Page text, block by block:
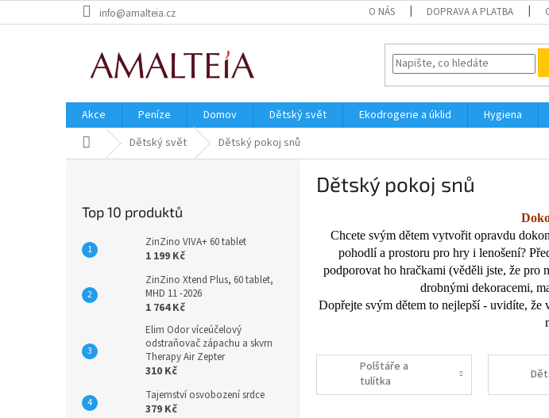
na
info@amalteia.cz O NÁS DOPRAVA A PLATBA
Akce Peníze Domov Dětský svět Ekodrogerie a úklid Hygiena
Domů Dětský svět Dětský pokoj snů
Top 10 produktů
ZinZino VIVA+ 60 tablet
1 199 Kč
ZinZino Xtend Plus, 60 tablet,
MHD 11 -2026
1 764 Kč
Elim Odor víceúčelový
odstraňovač zápachu a skvrn
Therapy Air Zepter
310 Kč
Tajemství osvobození srdce
379 Kč
Dětský pokoj snů
Chcete svým dětem vytvořit opravdu
pohodlí a prostoru pro hry i lenošení?
podporovat ho hračkami (věděli jste, že pro
drobnými dekoracemi,
Dopřejte svým dětem to nejlepší - uvidíte,
Polštáře a
tulítka